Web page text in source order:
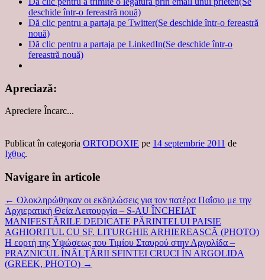
deschide într-o fereastră nouă)
Dă clic pentru a partaja pe Twitter(Se deschide într-o fereastră
nouă)
Dă clic pentru a partaja pe LinkedIn(Se deschide într-o
fereastră nouă)
Apreciază:
Apreciere Încarc...
Publicat în categoria ORTODOXIE pe 14 septembrie 2011 de
Ιχθυς.
Navigare în articole
← Ολοκληρώθηκαν οι εκδηλώσεις για τον πατέρα Παΐσιο με την
Αρχιερατική Θεία Λειτουργία – S-AU ÎNCHEIAT
MANIFESTĂRILE DEDICATE PĂRINTELUI PAISIE
AGHIORITUL CU SF. LITURGHIE ARHIEREASCĂ (PHOTO)
Η εορτή της Υψώσεως του Τιμίου Σταυρού στην Αργολίδα –
PRAZNICUL ÎNĂLŢĂRII SFINTEI CRUCI ÎN ARGOLIDA
(GREEK, PHOTO) →